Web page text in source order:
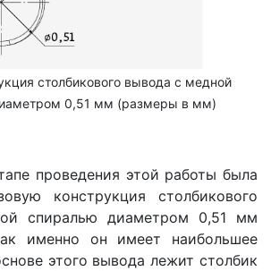
столбикового вывода с медной
0,51 мм (размеры в мм)
проведения этой работы была
конструкция столбикового
спиралью диаметром 0,51 мм
именно он имеет наибольшее
этого вывода лежит столбик